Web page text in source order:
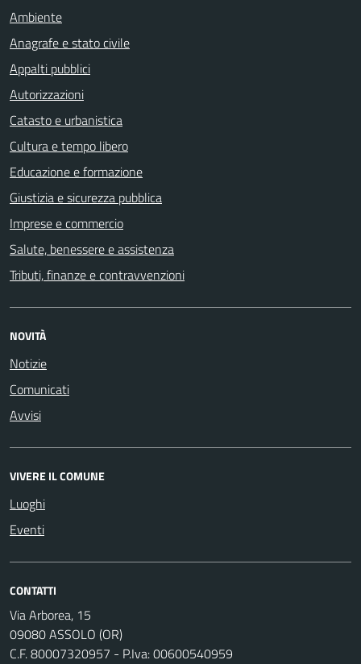
Ambiente
Anagrafe e stato civile
Appalti pubblici
Autorizzazioni
Catasto e urbanistica
Cultura e tempo libero
Educazione e formazione
Giustizia e sicurezza pubblica
Imprese e commercio
Salute, benessere e assistenza
Tributi, finanze e contravvenzioni
NOVITÀ
Notizie
Comunicati
Avvisi
VIVERE IL COMUNE
Luoghi
Eventi
CONTATTI
Via Arborea, 15
09080 ASSOLO (OR)
C.F. 80007320957 - P.Iva: 00600540959